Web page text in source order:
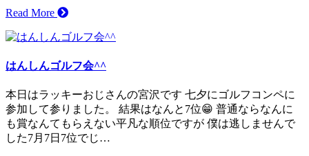
Read More
はんしんゴルフ会^^
本日はラッキーおじさんの宮沢です 七夕にゴルフコンペに
参加して参りました。 結果はなんと7位😁 普通ならなんに
も賞なんてもらえない平凡な順位ですが 僕は逃しませんで
した7月7日7位でじ…